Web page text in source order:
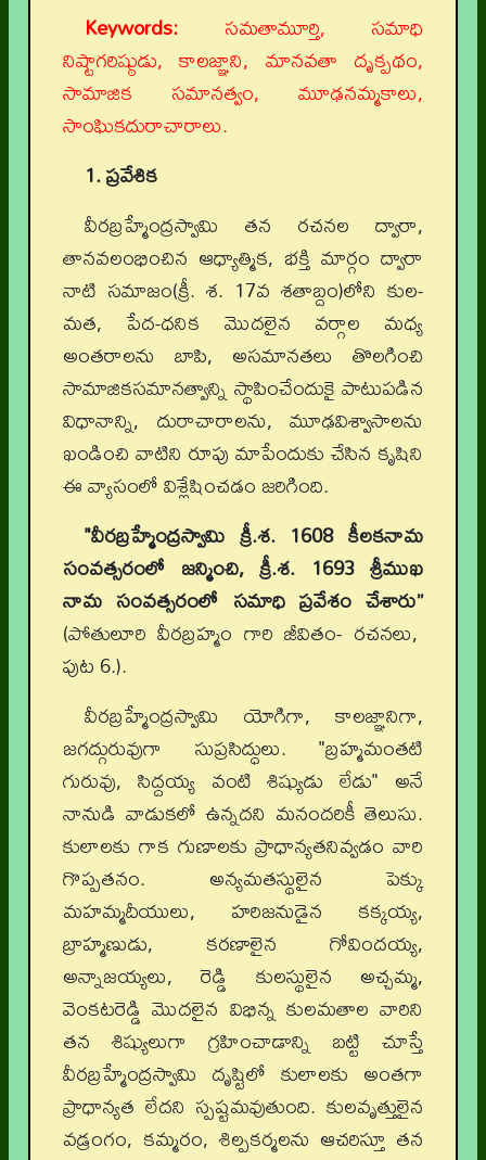
Keywords: సమతామూర్తి, సమాధి
నిష్టాగరిష్ఠుడు, కాలజ్ఞాని, మానవతా దృక్పథం,
సామాజిక సమానత్వం, మూఢనమ్మకాలు,
సాంఘికదురాచారాలు.
1. ప్రవేశిక
వీరబ్రహ్మేంద్రస్వామి తన రచనల ద్వారా,
తానవలంభించిన ఆధ్యాత్మిక, భక్తి మార్గం ద్వారా
నాటి సమాజం(క్రీ. శ. 17వ శతాబ్దం)లోని కుల-
మత, పేద-ధనిక మొదలైన వర్గాల మధ్య
అంతరాలను బాపి, అసమానతలు తొలగించి
సామాజికసమానత్వాన్ని స్థాపించేందుకై పాటుపడిన
విధానాన్ని, దురాచారాలను, మూఢవిశ్వాసాలను
ఖండించి వాటిని రూపు మాపేందుకు చేసిన కృషిని
ఈ వ్యాసంలో విశ్లేషించడం జరిగింది.
"వీరబ్రహ్మేంద్రస్వామి క్రీ.శ. 1608 కీలకనామ
సంవత్సరంలో జన్మించి, క్రీ.శ. 1693 శ్రీముఖ
నామ సంవత్సరంలో సమాధి ప్రవేశం చేశారు”
(పోతులూరి వీరబ్రహ్మం గారి జీవితం- రచనలు,
పుట 6.).
వీరబ్రహ్మేంద్రస్వామి యోగిగా, కాలజ్ఞానిగా,
జగద్గురువుగా సుప్రసిద్ధులు. "బ్రహ్మమంతటి
గురువు, సిద్దయ్య వంటి శిష్యుడు లేడు" అనే
నానుడి వాడుకలో ఉన్నదని మనందరికీ తెలుసు.
కులాలకు గాక గుణాలకు ప్రాధాన్యతనివ్వడం వారి
గొప్పతనం. అన్యమతస్థులైన పెక్కు
మహమ్మదీయులు, హరిజనుడైన కక్కయ్య,
బ్రాహ్మణుడు, కరణాలైన గోవిందయ్య,
అన్నాజయ్యలు, రెడ్డి కులస్థులైన అచ్చమ్మ,
వెంకటరెడ్డి మొదలైన విభిన్న కులమతాల వారిని
తన శిష్యులుగా గ్రహించాడాన్ని బట్టి చూస్తే
వీరబ్రహ్మేంద్రస్వామి దృష్టిలో కులాలకు అంతగా
ప్రాధాన్యత లేదని స్పష్టమవుతుంది. కులవృత్తులైన
వడ్రంగం, కమ్మరం, శిల్పకర్మలను ఆచరిస్తూ తన